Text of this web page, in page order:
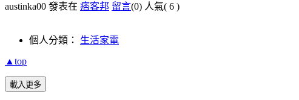
austinka00 發表在 痞客邦 留言(0) 人氣( 6 )
個人分類： 生活家電
▲top
載入更多